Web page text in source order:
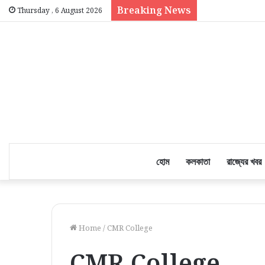
Thursday , 6 August 2026 Breaking News
হোম কলকাতা রাজ্যের খবর
Home / CMR College